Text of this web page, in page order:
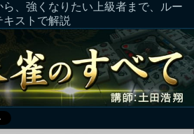
、強くなりたい上級者まで、ルー
ストで解説